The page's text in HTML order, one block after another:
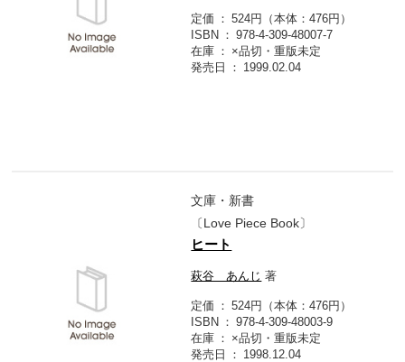
定価
524円（本体：476円）
ISBN
978-4-309-48007-7
在庫
×品切・重版未定
発売日
1999.02.04
文庫・新書
〔Love Piece Book〕
ヒート
萩谷 あんじ 著
定価
524円（本体：476円）
ISBN
978-4-309-48003-9
在庫
×品切・重版未定
発売日
1998.12.04